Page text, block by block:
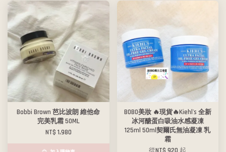
Bobbi Brown 芭比波朗 維他命
完美乳霜 50ML
NT$ 1,980
BOBO美妝 🔥現貨🔥Kiehl's 全新
冰河醣蛋白吸油水感凝凍
125ml 50ml契爾氏無油凝凍 乳
霜